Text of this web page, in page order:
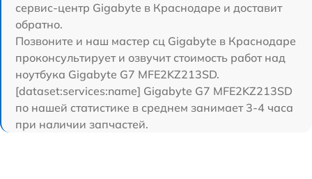
сервис-центр Gigabyte в Краснодаре и доставит
обратно.
Позвоните и наш мастер сц Gigabyte в Краснодаре
проконсультирует и озвучит стоимость работ над
ноутбука Gigabyte G7 MFE2KZ213SD.
[dataset:services:name] Gigabyte G7 MFE2KZ213SD
по нашей статистике в среднем занимает 3-4 часа
при наличии запчастей.